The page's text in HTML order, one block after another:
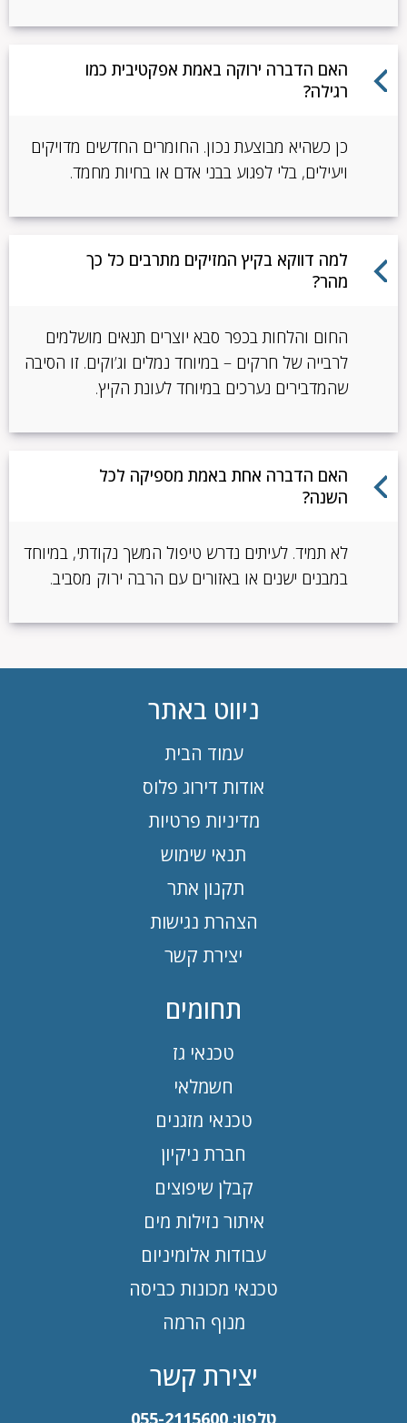
האם הדברה ירוקה באמת אפקטיבית כמו
רגילה?
כן כשהיא מבוצעת נכון. החומרים החדשים מדויקים
ויעילים, בלי לפגוע בבני אדם או בחיות מחמד.
למה דווקא בקיץ המזיקים מתרבים כל כך
מהר?
החום והלחות בכפר סבא יוצרים תנאים מושלמים
לרבייה של חרקים – במיוחד נמלים וג’וקים. זו הסיבה
שהמדבירים נערכים במיוחד לעונת הקיץ.
האם הדברה אחת באמת מספיקה לכל
השנה?
לא תמיד. לעיתים נדרש טיפול המשך נקודתי, במיוחד
במבנים ישנים או באזורים עם הרבה ירוק מסביב.
ניווט באתר
עמוד הבית
אודות דירוג פלוס
מדיניות פרטיות
תנאי שימוש
תקנון אתר
הצהרת נגישות
יצירת קשר
תחומים
טכנאי גז
חשמלאי
טכנאי מזגנים
חברת ניקיון
קבלן שיפוצים
איתור נזילות מים
עבודות אלומיניום
טכנאי מכונות כביסה
מנוף הרמה
יצירת קשר
טלפון: 055-2115600